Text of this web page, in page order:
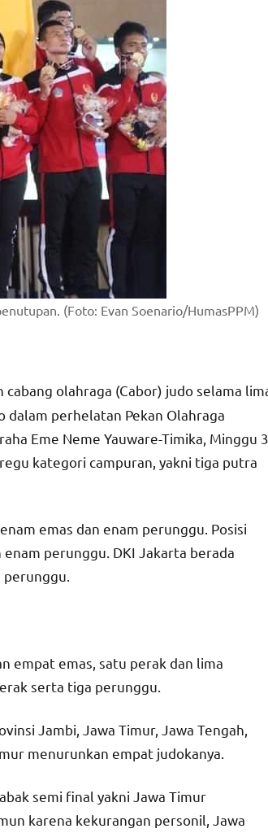
(Foto: Evan Soenario/HumasPPM)
olahraga (Cabor) judo selama
dalam perhelatan Pekan Olahraga
Eme Neme Yauware-Timika, Minggu 3
kategori campuran, yakni tiga putra
emas dan enam perunggu. Posisi
perunggu. DKI Jakarta berada
empat emas, satu perak dan lima
serta tiga perunggu.
Jambi, Jawa Timur, Jawa Tengah,
menurunkan empat judokanya.
semi final yakni Jawa Timur
karena kekurangan personil, Jawa